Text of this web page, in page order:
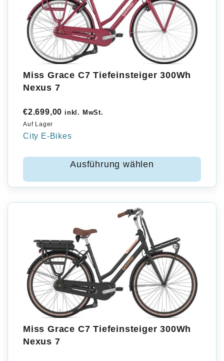
Miss Grace C7 Tiefeinsteiger 300Wh
Nexus 7
€2.699,00 inkl. MwSt.
Auf Lager
City E-Bikes
Ausführung wählen
Miss Grace C7 Tiefeinsteiger 300Wh
Nexus 7